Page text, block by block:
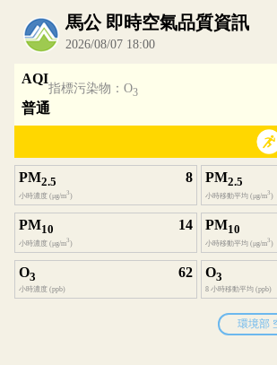
內嵌空氣品質小工具為視覺預